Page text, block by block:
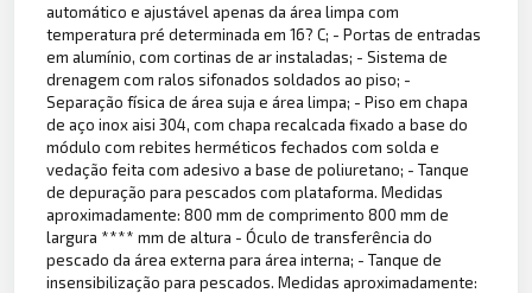
automático e ajustável apenas da área limpa com
temperatura pré determinada em 16? C; - Portas de entradas
em alumínio, com cortinas de ar instaladas; - Sistema de
drenagem com ralos sifonados soldados ao piso; -
Separação física de área suja e área limpa; - Piso em chapa
de aço inox aisi 304, com chapa recalcada fixado a base do
módulo com rebites herméticos fechados com solda e
vedação feita com adesivo a base de poliuretano; - Tanque
de depuração para pescados com plataforma. Medidas
aproximadamente: 800 mm de comprimento 800 mm de
largura **** mm de altura - Óculo de transferência do
pescado da área externa para área interna; - Tanque de
insensibilização para pescados. Medidas aproximadamente: